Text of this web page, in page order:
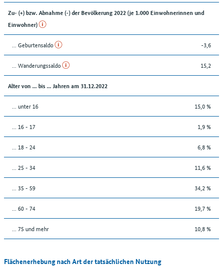
Zu- (+) bzw. Abnahme (-) der Bevölkerung 2022 (je 1.000 Einwohnerinnen und
Einwohner)
... Geburtensaldo -3,6
... Wanderungssaldo 15,2
Alter von ... bis ... Jahren am 31.12.2022
... unter 16 15,0 %
... 16 - 17 1,9 %
... 18 - 24 6,8 %
... 25 - 34 11,6 %
... 35 - 59 34,2 %
... 60 - 74 19,7 %
... 75 und mehr 10,8 %
Flächenerhebung nach Art der tatsächlichen Nutzung